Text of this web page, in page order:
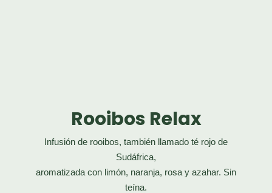
Rooibos Relax
Infusión de rooibos, también llamado té rojo de
Sudáfrica,
aromatizada con limón, naranja, rosa y azahar. Sin
teína.